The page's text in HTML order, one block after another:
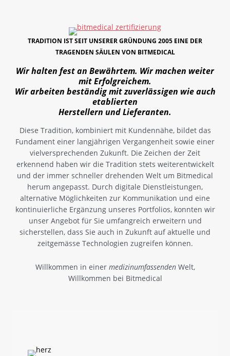
TRADITION IST SEIT UNSERER GRÜNDUNG 2005 EINE DER
TRAGENDEN SÄULEN VON BITMEDICAL
Wir halten fest an Bewährtem. Wir machen weiter
mit Erfolgreichem.
Wir arbeiten beständig mit zuverlässigen wie auch
etablierten
Herstellern und Lieferanten.
Diese Tradition, kombiniert mit Kundennähe, bildet das
Fundament einer langjährigen Vergangenheit sowie einer
vielversprechenden Zukunft. Die Zeichen der Zeit
erkennend haben wir die Tradition stets weiterentwickelt
und der immer schneller drehenden Welt um Bitmedical
herum angepasst. Durch digitale Dienstleistungen,
alternative Möglichkeiten zur Kommunikation und eine
kontinuierliche Ergänzung unseres Portfolios, konnten wir
unser Angebot für Sie umfangreich erweitern und
sicherstellen, dass Sie auch in Zukunft auf aktuelle und
zeitgemässe Technologien zugreifen können.
Willkommen in einer medizinumfassendenWelt,
Willkommen bei Bitmedical